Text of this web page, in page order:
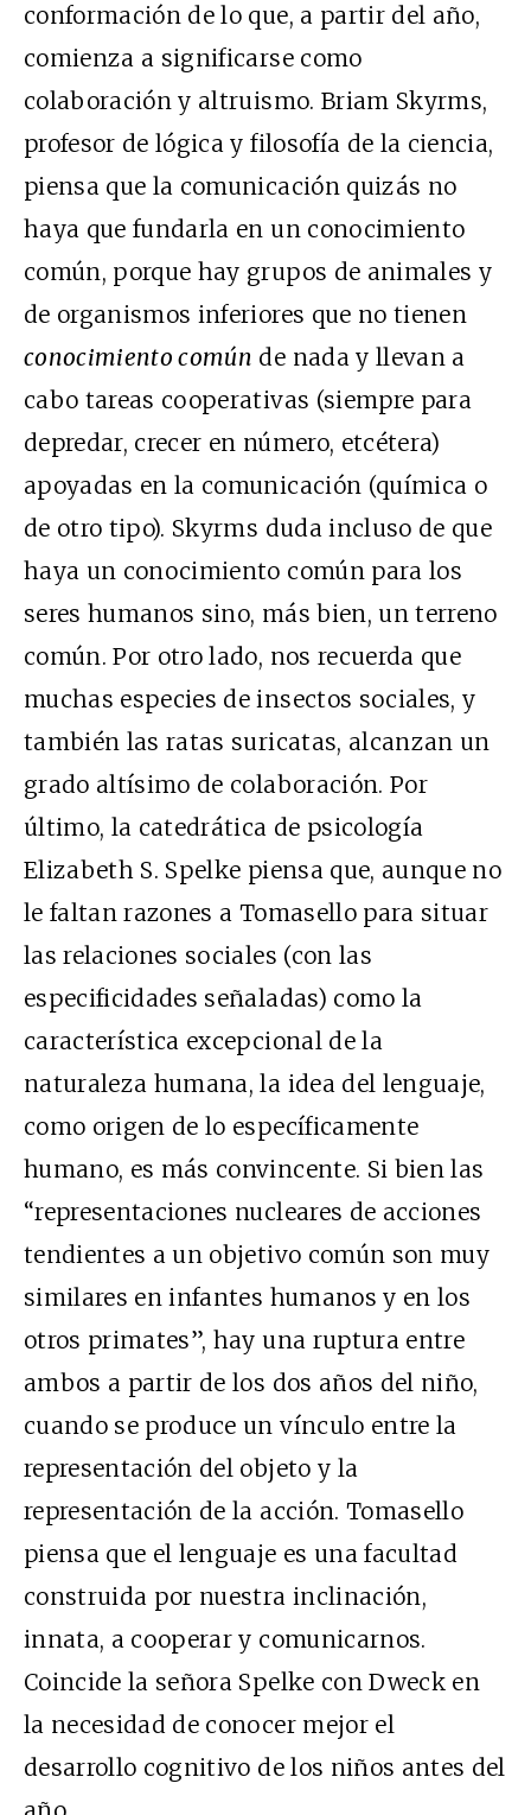
conformación de lo que, a partir del año,
comienza a significarse como
colaboración y altruismo. Briam Skyrms,
profesor de lógica y filosofía de la ciencia,
piensa que la comunicación quizás no
haya que fundarla en un conocimiento
común, porque hay grupos de animales y
de organismos inferiores que no tienen
conocimiento común de nada y llevan a
cabo tareas cooperativas (siempre para
depredar, crecer en número, etcétera)
apoyadas en la comunicación (química o
de otro tipo). Skyrms duda incluso de que
haya un conocimiento común para los
seres humanos sino, más bien, un terreno
común. Por otro lado, nos recuerda que
muchas especies de insectos sociales, y
también las ratas suricatas, alcanzan un
grado altísimo de colaboración. Por
último, la catedrática de psicología
Elizabeth S. Spelke piensa que, aunque no
le faltan razones a Tomasello para situar
las relaciones sociales (con las
especificidades señaladas) como la
característica excepcional de la
naturaleza humana, la idea del lenguaje,
como origen de lo específicamente
humano, es más convincente. Si bien las
“representaciones nucleares de acciones
tendientes a un objetivo común son muy
similares en infantes humanos y en los
otros primates”, hay una ruptura entre
ambos a partir de los dos años del niño,
cuando se produce un vínculo entre la
representación del objeto y la
representación de la acción. Tomasello
piensa que el lenguaje es una facultad
construida por nuestra inclinación,
innata, a cooperar y comunicarnos.
Coincide la señora Spelke con Dweck en
la necesidad de conocer mejor el
desarrollo cognitivo de los niños antes del